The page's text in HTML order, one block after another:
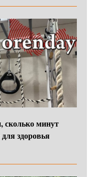
сколько минут
здоровья